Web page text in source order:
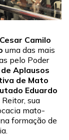
Camilo
uma das mais
pelo Poder
Aplausos
de Mato
Eduardo
sua
mato-
formação de